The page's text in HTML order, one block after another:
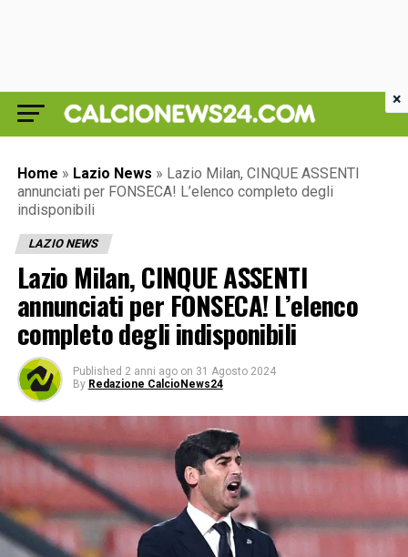
Home » Lazio News » Lazio Milan, CINQUE ASSENTI
annunciati per FONSECA! L’elenco completo degli
indisponibili
LAZIO NEWS
Lazio Milan, CINQUE ASSENTI
annunciati per FONSECA! L’elenco
completo degli indisponibili
Published 2 anni ago on 31 Agosto 2024
By Redazione CalcioNews24
×